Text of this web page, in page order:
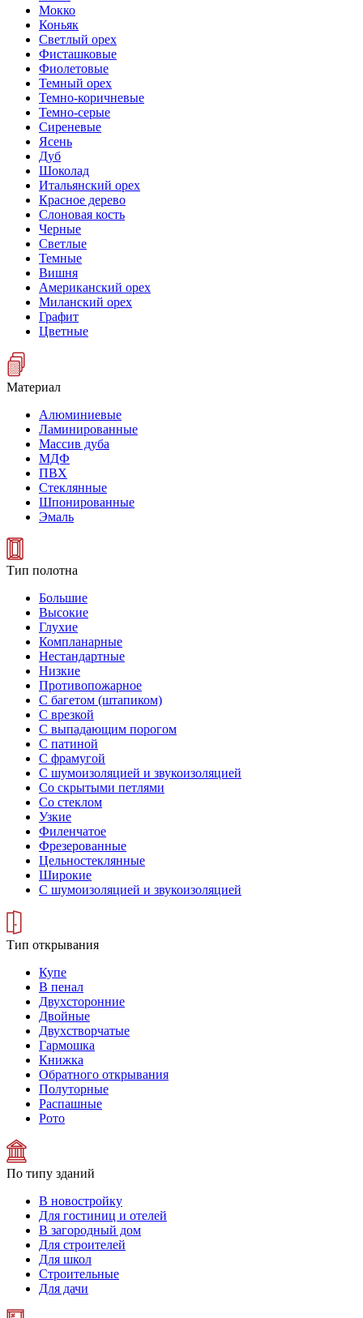
Мокко
Коньяк
Светлый орех
Фисташковые
Фиолетовые
Темный орех
Темно-коричневые
Темно-серые
Сиреневые
Ясень
Дуб
Шоколад
Итальянский орех
Красное дерево
Слоновая кость
Черные
Светлые
Темные
Вишня
Американский орех
Миланский орех
Графит
Цветные
Материал
Алюминиевые
Ламинированные
Массив дуба
МДФ
ПВХ
Стеклянные
Шпонированные
Эмаль
Тип полотна
Большие
Высокие
Глухие
Компланарные
Нестандартные
Низкие
Противопожарное
С багетом (штапиком)
С врезкой
С выпадающим порогом
С патиной
С фрамугой
С шумоизоляцией и звукоизоляцией
Со скрытыми петлями
Со стеклом
Узкие
Филенчатое
Фрезерованные
Цельностеклянные
Широкие
С шумоизоляцией и звукоизоляцией
Тип открывания
Купе
В пенал
Двухсторонние
Двойные
Двухстворчатые
Гармошка
Книжка
Обратного открывания
Полуторные
Распашные
Рото
По типу зданий
В новостройку
Для гостиниц и отелей
В загородный дом
Для строителей
Для школ
Строительные
Для дачи